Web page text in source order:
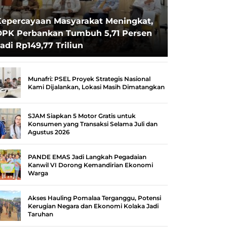
Masyarakat Meningkat,
Perbankan Tumbuh 5,71 Persen
Rp149,77 Triliun
Munafri: PSEL Proyek Strategis Nasional
Kami Dijalankan, Lokasi Masih Dimatangkan
SJAM Siapkan 5 Motor Gratis untuk
Konsumen yang Transaksi Selama Juli dan
Agustus 2026
PANDE EMAS Jadi Langkah Pegadaian
Kanwil VI Dorong Kemandirian Ekonomi
Warga
Akses Hauling Pomalaa Terganggu, Potensi
Kerugian Negara dan Ekonomi Kolaka Jadi
Taruhan